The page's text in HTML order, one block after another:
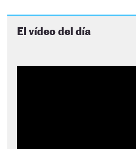
El vídeo del día